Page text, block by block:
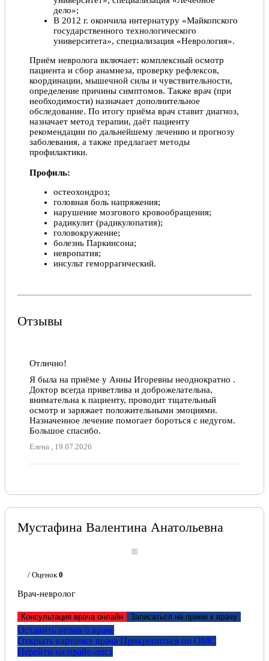
дело»;
В 2012 г. окончила интернатуру «Майкопского
государственного технологического
университета», специализация «Неврология».
Приём невролога включает: комплексный осмотр
пациента и сбор анамнеза, проверку рефлексов,
координации, мышечной силы и чувствительности,
определение причины симптомов. Также врач (при
необходимости) назначает дополнительное
обследование. По итогу приёма врач ставит диагноз,
назначает метод терапии, даёт пациенту
рекомендации по дальнейшему лечению и прогнозу
заболевания, а также предлагает методы
профилактики.
Профиль:
остеохондроз;
головная боль напряжения;
нарушение мозгового кровообращения;
радикулит (радикулопатия);
головокружение;
болезнь Паркинсона;
невропатия;
инсульт геморрагический.
Отзывы
Отлично!
Я была на приёме у Анны Игоревны неоднократно .
Доктор всегда приветлива и доброжелательна,
внимательна к пациенту, проводит тщательный
осмотр и заряжает положительными эмоциями.
Назначенное лечение помогает бороться с недугом.
Большое спасибо.
Елена , 19.07.2026
Мустафина Валентина Анатольевна
/ Оценок0
Врач-невролог
Консультация врача онлайн Записаться на прием к врачу
Оставить отзыв о враче
Открыть карточку врача Прикрепитьcя по ОМС
Перейти на прайс-лист